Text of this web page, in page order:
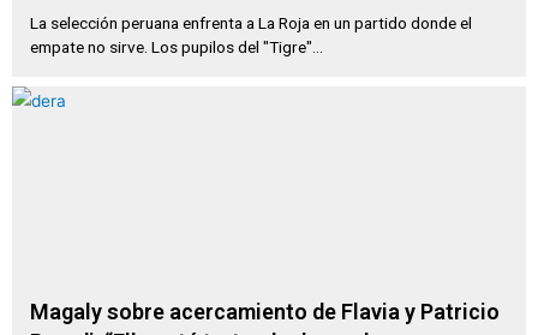
La selección peruana enfrenta a La Roja en un partido donde el
empate no sirve. Los pupilos del "Tigre"...
Magaly sobre acercamiento de Flavia y Patricio